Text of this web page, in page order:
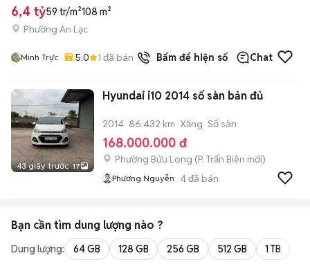
6,4 tỷ59 tr/m²108 m²
Phường An Lạc
Minh Trực 5.0 1 đã bán Bấm để hiện số Chat
43 giây trước 17
Hyundai i10 2014 số sàn bản đủ
2014 86.432 km Xăng Số sàn
168.000.000 đ
Phường Bửu Long (P. Trấn Biên mới)
Phương Nguyễn 4đã bán
Bạn cần tìm dung lượng nào ?
Dung lượng: 64 GB 128 GB 256 GB 512 GB 1 TB